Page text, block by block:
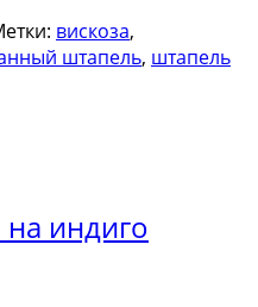
вискоза,
штапель, штапель
индиго